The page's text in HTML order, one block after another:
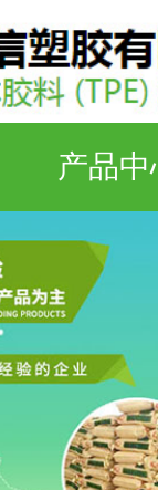
产品中
联系